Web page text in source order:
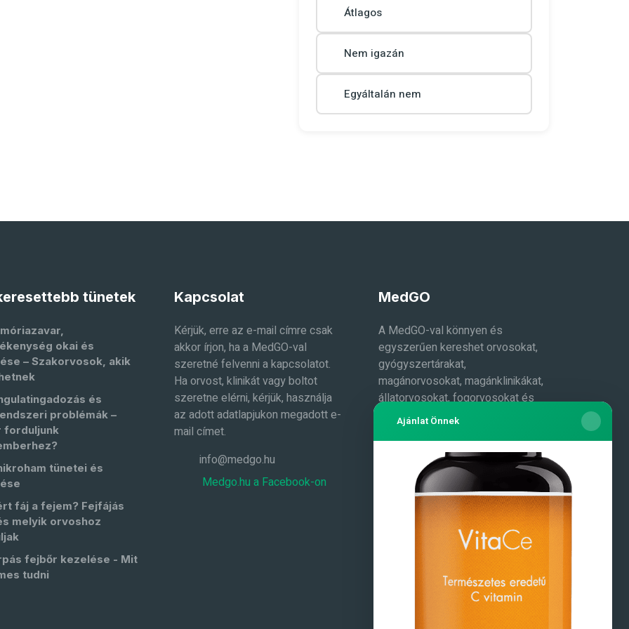
Átlagos
Nem igazán
Egyáltalán nem
Ajánlat Önnek
tünetek
okai és
– Szakorvosok, akik
és
problémák –
forduljunk
tünetei és
fáj a fejem? Fejfájás
melyik orvoshoz
fejbőr kezelése - Mit
tudni
Kapcsolat
Kérjük, erre az e-mail címre csak
akkor írjon, ha a MedGO-val
szeretné felvenni a kapcsolatot.
Ha orvost, klinikát vagy boltot
szeretne elérni, kérjük, használja
az adott adatlapjukon megadott e-
mail címet.
info@medgo.hu
Medgo.hu a Facebook-on
MedGO
A MedGO-val könnyen és
egyszerűen kereshet orvosokat,
gyógyszertárakat,
magánorvosokat, magánklinikákat,
állatorvosokat, fogorvosokat és
még sok mást. Az adatokat
folyamatosan bővítjük.
Masszázs és masszőrök